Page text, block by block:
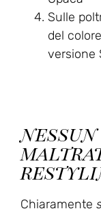
Sulle
del colore
versione
n
Chiaramente